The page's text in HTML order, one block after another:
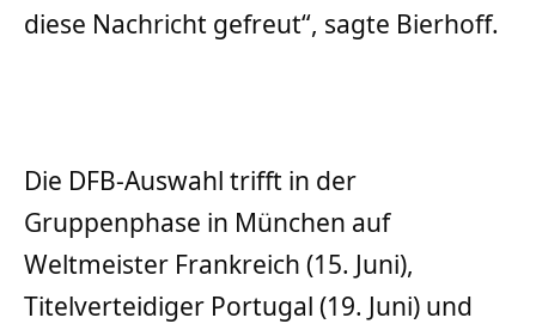
diese Nachricht gefreut“, sagte Bierhoff.
Die DFB-Auswahl trifft in der
Gruppenphase in München auf
Weltmeister Frankreich (15. Juni),
Titelverteidiger Portugal (19. Juni) und